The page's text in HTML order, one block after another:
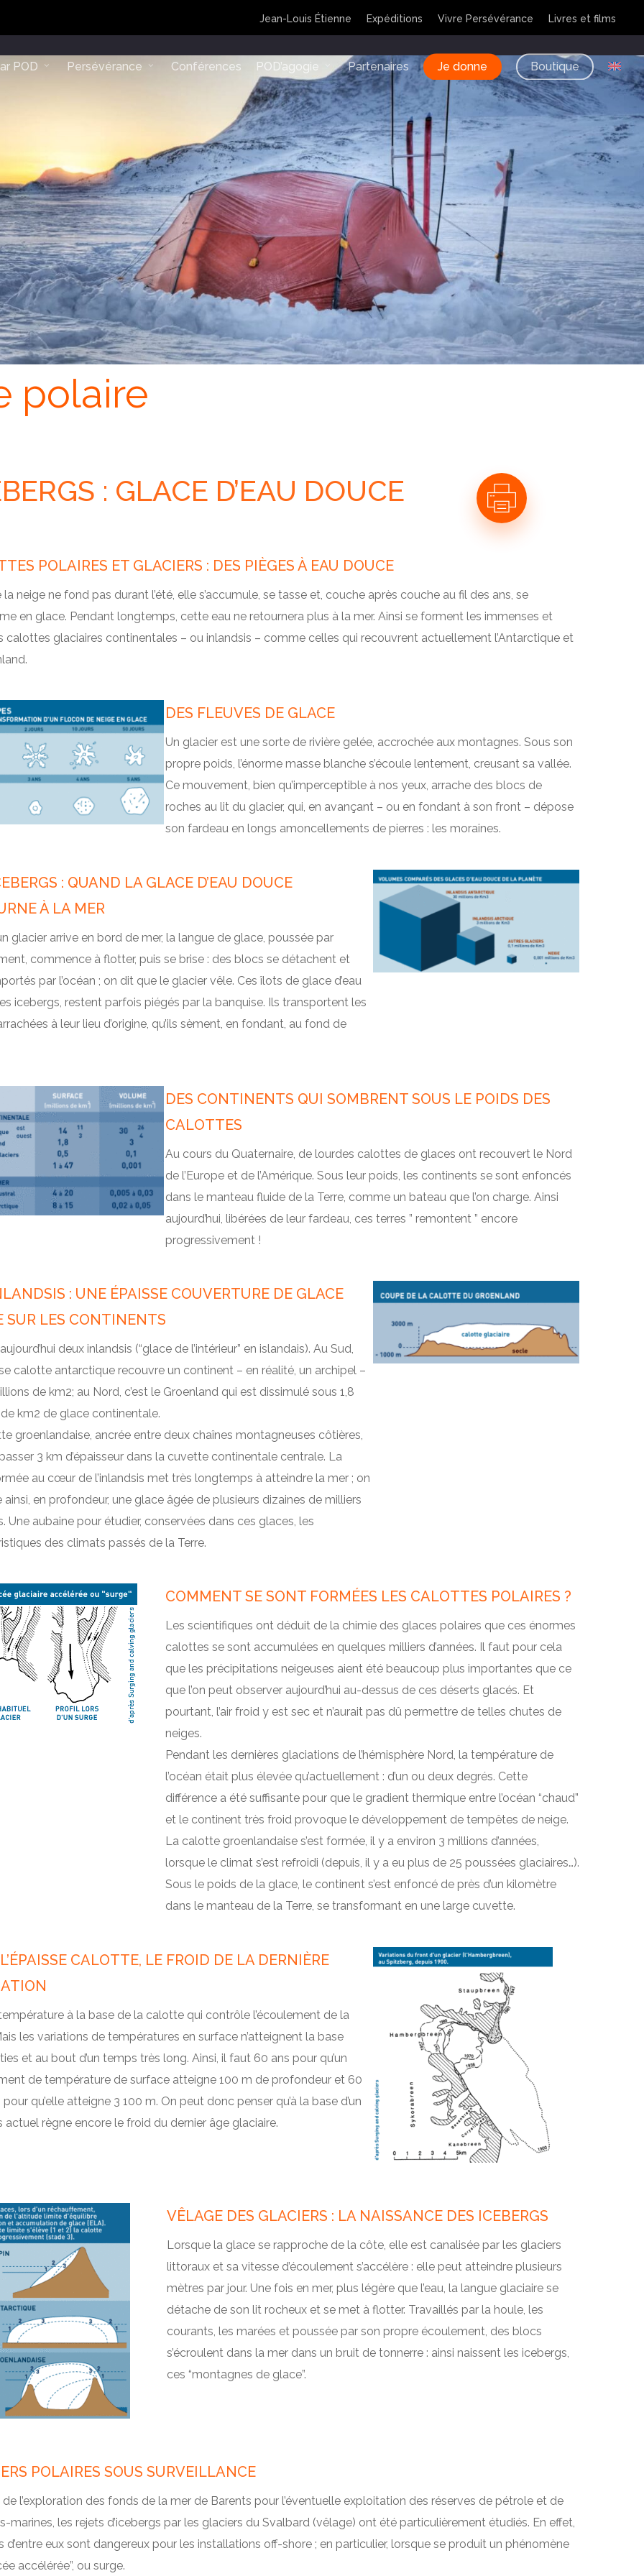
Jean-Louis Étienne Expéditions Vivre Persévérance Livres et films
POD Persévérance Conférences POD’agogie Partenaires Je donne Boutique
polaire
: GLACE D’EAU DOUCE
POLAIRES ET GLACIERS : DES PIÈGES À EAU DOUCE
la neige ne fond pas durant l’été, elle s’accumule, se tasse et, couche après couche au fil des ans, se
en glace. Pendant longtemps, cette eau ne retournera plus à la mer. Ainsi se forment les immenses et
calottes glaciaires continentales – ou inlandsis – comme celles qui recouvrent actuellement l’Antarctique et
DES FLEUVES DE GLACE
Un glacier est une sorte de rivière gelée, accrochée aux montagnes. Sous son
propre poids, l’énorme masse blanche s’écoule lentement, creusant sa vallée.
Ce mouvement, bien qu’imperceptible à nos yeux, arrache des blocs de
roches au lit du glacier, qui, en avançant – ou en fondant à son front – dépose
son fardeau en longs amoncellements de pierres : les moraines.
: QUAND LA GLACE D’EAU DOUCE
À LA MER
glacier arrive en bord de mer, la langue de glace, poussée par
commence à flotter, puis se brise : des blocs se détachent et
par l’océan ; on dit que le glacier vêle. Ces îlots de glace d’eau
icebergs, restent parfois piégés par la banquise. Ils transportent les
à leur lieu d’origine, qu’ils sèment, en fondant, au fond de
DES CONTINENTS QUI SOMBRENT SOUS LE POIDS DES
CALOTTES
Au cours du Quaternaire, de lourdes calottes de glaces ont recouvert le Nord
de l’Europe et de l’Amérique. Sous leur poids, les continents se sont enfoncés
dans le manteau fluide de la Terre, comme un bateau que l’on charge. Ainsi
aujourd’hui, libérées de leur fardeau, ces terres ” remontent ” encore
progressivement !
: UNE ÉPAISSE COUVERTURE DE GLACE
SUR LES CONTINENTS
deux inlandsis (“glace de l’intérieur” en islandais). Au Sud,
calotte antarctique recouvre un continent – en réalité, un archipel –
de km2; au Nord, c’est le Groenland qui est dissimulé sous 1,8
km2 de glace continentale.
groenlandaise, ancrée entre deux chaînes montagneuses côtières,
3 km d’épaisseur dans la cuvette continentale centrale. La
au cœur de l’inlandsis met très longtemps à atteindre la mer ; on
ainsi, en profondeur, une glace âgée de plusieurs dizaines de milliers
Une aubaine pour étudier, conservées dans ces glaces, les
des climats passés de la Terre.
COMMENT SE SONT FORMÉES LES CALOTTES POLAIRES ?
Les scientifiques ont déduit de la chimie des glaces polaires que ces énormes
calottes se sont accumulées en quelques milliers d’années. Il faut pour cela
que les précipitations neigeuses aient été beaucoup plus importantes que ce
que l’on peut observer aujourd’hui au-dessus de ces déserts glacés. Et
pourtant, l’air froid y est sec et n’aurait pas dû permettre de telles chutes de
neiges.
Pendant les dernières glaciations de l’hémisphère Nord, la température de
l’océan était plus élevée qu’actuellement : d’un ou deux degrés. Cette
différence a été suffisante pour que le gradient thermique entre l’océan “chaud”
et le continent très froid provoque le développement de tempêtes de neige.
La calotte groenlandaise s’est formée, il y a environ 3 millions d’années,
lorsque le climat s’est refroidi (depuis, il y a eu plus de 25 poussées glaciaires…).
Sous le poids de la glace, le continent s’est enfoncé de près d’un kilomètre
dans le manteau de la Terre, se transformant en une large cuvette.
CALOTTE, LE FROID DE LA DERNIÈRE
température à la base de la calotte qui contrôle l’écoulement de la
les variations de températures en surface n’atteignent la base
et au bout d’un temps très long. Ainsi, il faut 60 ans pour qu’un
de température de surface atteigne 100 m de profondeur et 60
qu’elle atteigne 3 100 m. On peut donc penser qu’à la base d’un
actuel règne encore le froid du dernier âge glaciaire.
VÊLAGE DES GLACIERS : LA NAISSANCE DES ICEBERGS
Lorsque la glace se rapproche de la côte, elle est canalisée par les glaciers
littoraux et sa vitesse d’écoulement s’accélère : elle peut atteindre plusieurs
mètres par jour. Une fois en mer, plus légère que l’eau, la langue glaciaire se
détache de son lit rocheux et se met à flotter. Travaillés par la houle, les
courants, les marées et poussée par son propre écoulement, des blocs
s’écroulent dans la mer dans un bruit de tonnerre : ainsi naissent les icebergs,
ces “montagnes de glace”.
POLAIRES SOUS SURVEILLANCE
de l’exploration des fonds de la mer de Barents pour l’éventuelle exploitation des réserves de pétrole et de
marines, les rejets d’icebergs par les glaciers du Svalbard (vêlage) ont été particulièrement étudiés. En effet,
d’entre eux sont dangereux pour les installations off-shore ; en particulier, lorsque se produit un phénomène
accélérée”, ou surge.